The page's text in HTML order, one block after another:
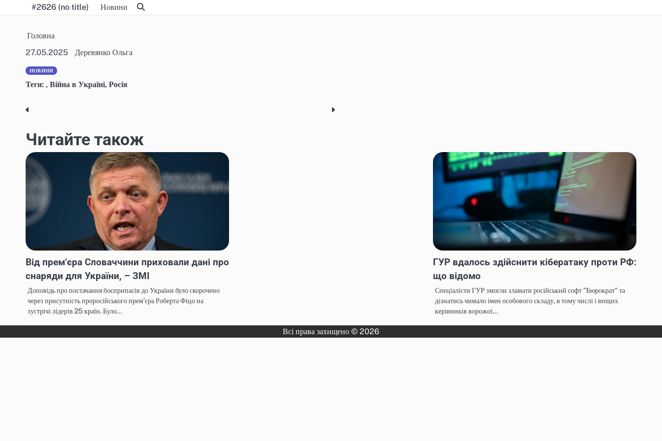
to
#2626 (no title) Новини
Головна
27.05.2025
Деревянко Ольга
НОВИНИ
Теги: , Війна в Україні, Росія
Post
navigation
Читайте також
Від премʼєра Словаччини приховали дані про
снаряди для України, – ЗМІ
Доповідь про постачання боєприпасів до України було скорочено
через присутність проросійського прем’єра Роберта Фіцо на
зустрічі лідерів 25 країн. Було…
ГУР вдалось здійснити кібератаку проти РФ:
що відомо
Спеціалісти ГУР змогли зламати російський софт "Бюрократ" та
дізнатись чимало імен особового складу, в тому числі і вищих
керівників ворожої…
Всі права захищено © 2026